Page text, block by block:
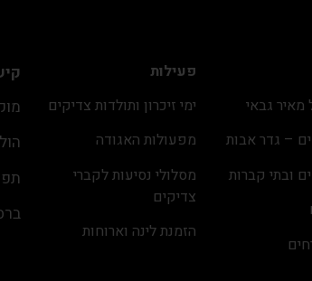
גבאי
– גדר אבות
ובתי קברות
פעילות
ימי זיכרון ותולדות צדיקים
מפעולות האגודה
מסלולי נסיעות לקברי
צדיקים
הזמנת לינה וארוחות